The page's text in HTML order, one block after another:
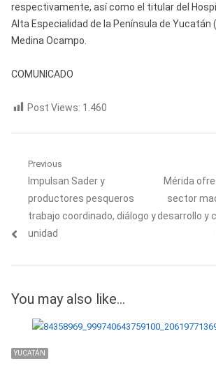
respectivamente, así como el titular del
Alta Especialidad de la Península de Yucatán
Medina Ocampo.
COMUNICADO
Post Views: 1.460
Navegación
de
entradas
Previous
Previous
post:
Impulsan Sader y
productores pesqueros
trabajo coordinado, diálogo y
unidad
Next
post:
Mérida
sector
desarrollo y
You may also like...
YUCATÁN